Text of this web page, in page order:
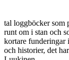
tal loggböcker som
runt om i stan och
kortare funderingar
och historier, det